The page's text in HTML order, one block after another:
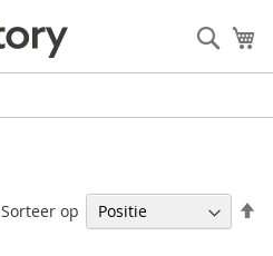
Zoek
Sorteer op